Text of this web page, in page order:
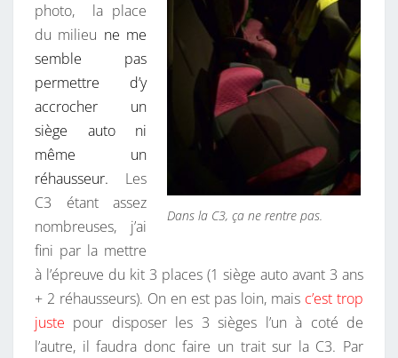
Dans la C3, ça ne rentre pas.
photo, la place
du milieu ne me
semble pas
permettre d’y
accrocher un
siège auto ni
même un
réhausseur. Les
C3 étant assez
nombreuses, j’ai
fini par la mettre
à l’épreuve du kit 3 places (1 siège auto avant 3 ans
+ 2 réhausseurs). On en est pas loin, mais c’est trop
juste pour disposer les 3 sièges l’un à coté de
l’autre, il faudra donc faire un trait sur la C3. Par